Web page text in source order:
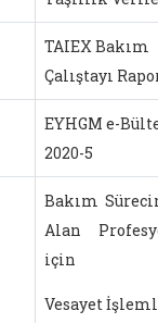
TAIEX Bakım
Çalıştayı
EYHGM e-
2020-5
Bakım
Alan
için
Vesayet